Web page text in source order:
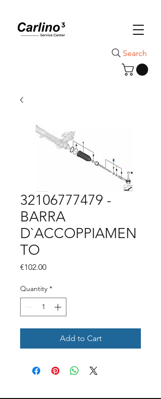
Search
32106777479 -
BARRA
D`ACCOPPIAMEN
TO
€102.00Price
Quantity *
Add to Cart